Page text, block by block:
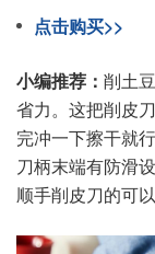
点击购买>>
小编推荐： 削土
省力。这把削皮
完冲一下擦干就
刀柄末端有防滑
顺手削皮刀的可